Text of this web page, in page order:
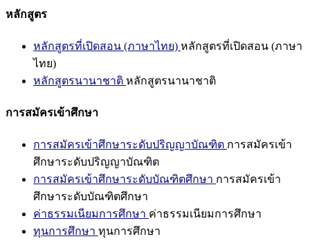
หลักสูตร
หลักสูตรที่เปิดสอน (ภาษาไทย) หลักสูตรที่เปิดสอน (ภาษา
ไทย)
หลักสูตรนานาชาติ หลักสูตรนานาชาติ
การสมัครเข้าศึกษา
การสมัครเข้าศึกษาระดับปริญญาบัณฑิต การสมัครเข้า
ศึกษาระดับปริญญาบัณฑิต
การสมัครเข้าศึกษาระดับบัณฑิตศึกษา การสมัครเข้า
ศึกษาระดับบัณฑิตศึกษา
ค่าธรรมเนียมการศึกษา ค่าธรรมเนียมการศึกษา
ทุนการศึกษา ทุนการศึกษา